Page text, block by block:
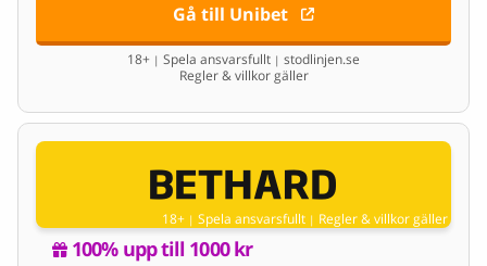
Gå till Unibet
18+ | Spela ansvarsfullt | stodlinjen.se
Regler & villkor gäller
18+ | Spela ansvarsfullt | Regler & villkor gäller
100% upp till 1000 kr